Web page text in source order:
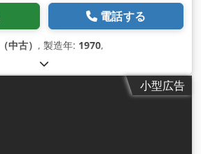
ボタン。 - ホイール付きチップコンテナ
固定式振れ止め - 移動式振れ止め - 操作
受入プロトコル、操作およびメンテナ
備一式、CE規格に準拠した最新バージ
EMO特別価格、3軸デジタル表示付き。
電話する
中古） , 製造年: 1970,
小型広告